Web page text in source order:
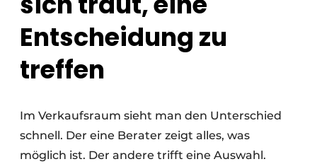
Entscheidung zu
treffen
Im Verkaufsraum sieht man den Unterschied
schnell. Der eine Berater zeigt alles, was
möglich ist. Der andere trifft eine Auswahl.